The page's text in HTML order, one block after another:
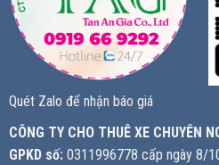
Quét Zalo để nhận báo giá
CÔNG TY CHO THUÊ XE CHUYÊN
GPKD số: 0311996778 cấp ngày 8/